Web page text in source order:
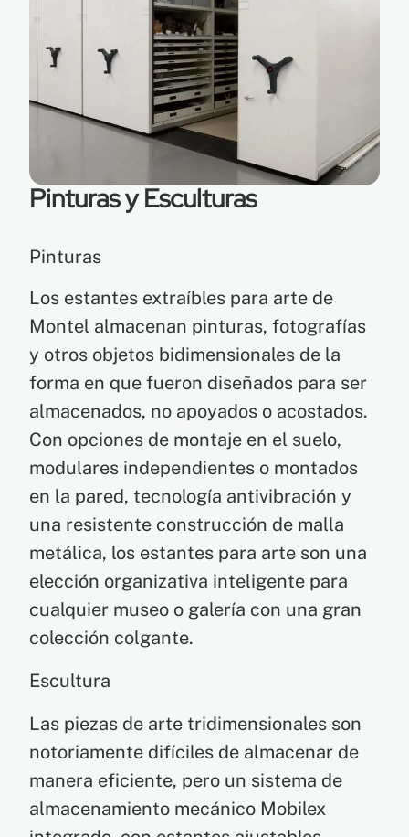
Pinturas y Esculturas
Pinturas
Los estantes extraíbles para arte de
Montel almacenan pinturas, fotografías
y otros objetos bidimensionales de la
forma en que fueron diseñados para ser
almacenados, no apoyados o acostados.
Con opciones de montaje en el suelo,
modulares independientes o montados
en la pared, tecnología antivibración y
una resistente construcción de malla
metálica, los estantes para arte son una
elección organizativa inteligente para
cualquier museo o galería con una gran
colección colgante.
Escultura
Las piezas de arte tridimensionales son
notoriamente difíciles de almacenar de
manera eficiente, pero un sistema de
almacenamiento mecánico Mobilex